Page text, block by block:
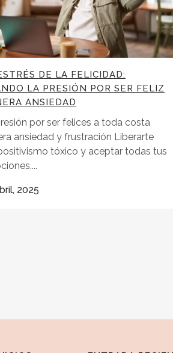
DE LA FELICIDAD:
LA PRESIÓN POR SER FELIZ
ANSIEDAD
por ser felices a toda costa
ansiedad y frustración Liberarte
tóxico y aceptar todas tus
2025